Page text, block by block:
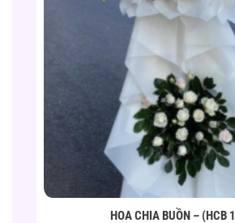
HOA CHIA BUỒN – (HCB